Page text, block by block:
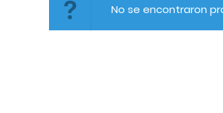
No se encontraron